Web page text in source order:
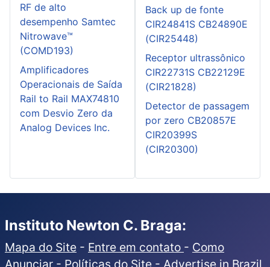
RF de alto
desempenho Samtec
Nitrowave™
(COMD193)
Amplificadores
Operacionais de Saída
Rail to Rail MAX74810
com Desvio Zero da
Analog Devices Inc.
Back up de fonte
CIR24841S CB24890E
(CIR25448)
Receptor ultrassônico
CIR22731S CB22129E
(CIR21828)
Detector de passagem
por zero CB20857E
CIR20399S
(CIR20300)
Instituto Newton C. Braga:
Mapa do Site - Entre em contato - Como
Anunciar - Políticas do Site - Advertise in Brazil